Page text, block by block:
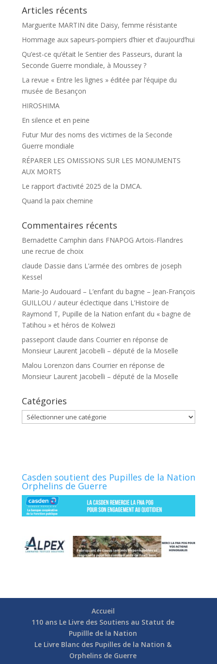
Articles récents
Marguerite MARTIN dite Daisy, femme résistante
Hommage aux sapeurs-pompiers d’hier et d’aujourd’hui
Qu’est-ce qu’était le Sentier des Passeurs, durant la
Seconde Guerre mondiale, à Moussey ?
La revue « Entre les lignes » éditée par l’équipe du
musée de Besançon
HIROSHIMA
En silence et en peine
Futur Mur des noms des victimes de la Seconde
Guerre mondiale
RÉPARER LES OMISSIONS SUR LES MONUMENTS
AUX MORTS
Le rapport d’activité 2025 de la DMCA.
Quand la paix chemine
Commentaires récents
Bernadette Camphin dans FNAPOG Artois-Flandres
une recrue de choix
claude Dassie dans L’armée des ombres de joseph
Kessel
Marie-Jo Audouard – L’enfant du bagne – Jean-François
GUILLOU / auteur éclectique dans L’Histoire de
Raymond T, Pupille de la Nation enfant du « bagne de
Tatihou » et héros de Kolwezi
passepont claude dans Courrier en réponse de
Monsieur Laurent Jacobelli – député de la Moselle
Malou Lorenzon dans Courrier en réponse de
Monsieur Laurent Jacobelli – député de la Moselle
Catégories
Catégories
Casden soutient des Pupilles de la Nation
Orphelins de Guerre
Accueil
110 ans Le Livre des Soutiens au Statut de
Pupillle de la Nation
Le Livre Blanc des Pupilles de la Nation &
Orphelins de Guerre